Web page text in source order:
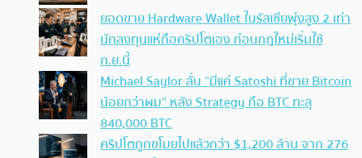
ยอดขาย Hardware Wallet ในรัสเซียพุ่งสูง 2 เท่า
นักลงทุนแห่ถือคริปโตเอง ก่อนกฎใหม่เริ่มใช้
ก.ย.นี้
Michael Saylor ลั่น “มีแค่ Satoshi ที่ขาย Bitcoin
น้อยกว่าผม” หลัง Strategy ถือ BTC ทะลุ
840,000 BTC
คริปโตถูกขโมยไปแล้วกว่า $1,200 ล้าน จาก 276